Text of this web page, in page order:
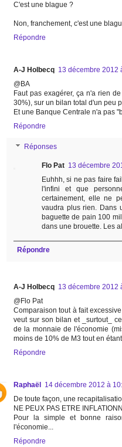
C'est une blague ?
Non, franchement, c'est une
Répondre
A-J Holbecq 13 décembre 2012
@BA
Faut pas exagérer, ça n'a rien
30%), sur un bilan total d'un peu
Et une Banque Centrale n'a pas
Répondre
Réponses
Flo Pat 13 décembre
Euhhh, si ne pas faire
l'infini et que
certainement, elle ne
vaudra plus rien. Dans
baguette de pain 100
dans une brouette. Les
Répondre
A-J Holbecq 13 décembre 2012
@Flo Pat
Comparaison tout à fait
veut sur son bilan et _surtout_
de la monnaie de l'économie
moins de 10% de M3 tout en
Répondre
Raphaël
14 décembre 2012 à
De toute façon, une
NE PEUX PAS ETRE
Pour la simple et bonne
l'économie...
Répondre